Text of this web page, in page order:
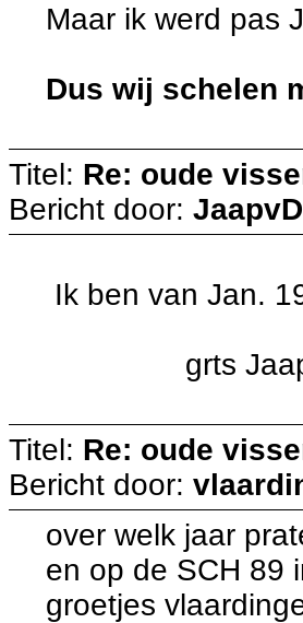
Maar ik werd pas
Dus wij schelen
Titel: Re: oude
Bericht door: JaapvD
Ik ben van Jan.
grts
Titel: Re: oude
Bericht door:
over welk jaar
en op de SCH 89
groetjes